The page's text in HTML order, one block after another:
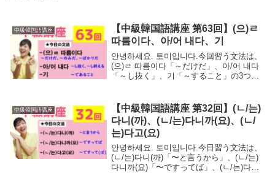
中級韓国語講座
【中級韓国語講座 第63回】(으)ㄹ
따름이다、아/어 내다、기
안녕하세요. 토미입니다.今回習う文法は、
(으)ㄹ 따름이다「～だけだ」、아/어 내다
「～し抜く」、기「～すること」の3つに
勉強することのような文章を使えるよう...
中級韓国語講座
【中級韓国語講座 第32回】(ㄴ/는)
다니(까)、(ㄴ/는)다니까(요)、(ㄴ/
는)다고(요)
안녕하세요. 토미입니다.今日習う文法は、
(ㄴ/는)다니(까)「〜と言うから」、(ㄴ/는)
다니까(요)「〜ですってば」、(ㄴ/는)다고